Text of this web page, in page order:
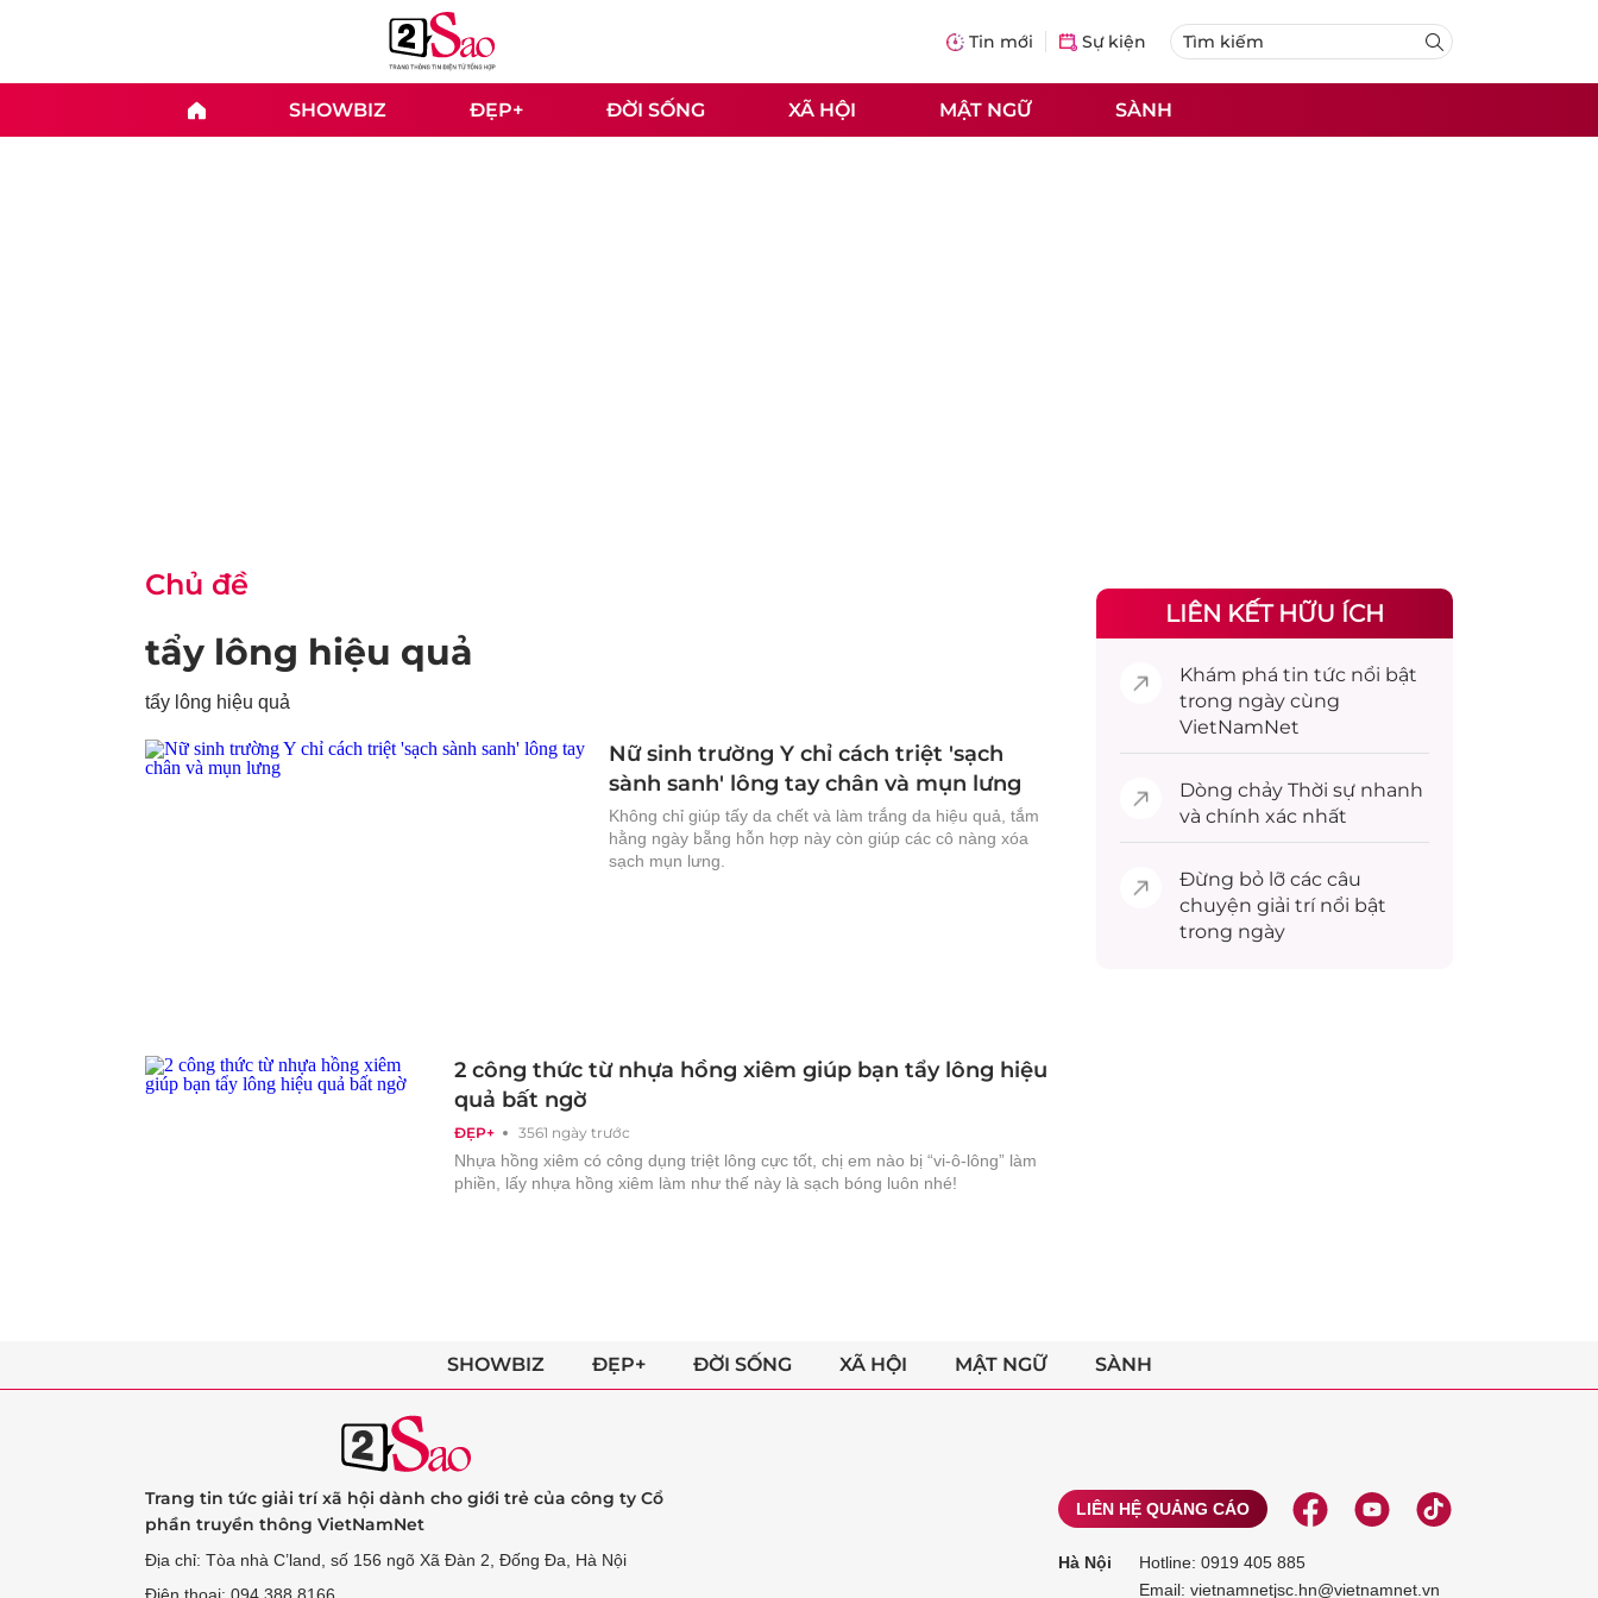
Tin mới Sự kiện
SHOWBIZ ĐẸP+ ĐỜI SỐNG XÃ HỘI MẬT NGỮ SÀNH
Chủ đề
tẩy lông hiệu quả
tẩy lông hiệu quả
Nữ sinh trường Y chỉ cách triệt 'sạch
sành sanh' lông tay chân và mụn lưng
Không chỉ giúp tấy da chết và làm trắng da hiệu quả, tắm
hằng ngày bẵng hỗn hợp này còn giúp các cô nàng xóa
sạch mụn lưng.
ĐẸP+ 3561 ngày trước
2 công thức từ nhựa hồng xiêm giúp bạn tẩy lông hiệu
quả bất ngờ
Nhựa hồng xiêm có công dụng triệt lông cực tốt, chị em nào bị “vi-ô-lông” làm
phiền, lấy nhựa hồng xiêm làm như thế này là sạch bóng luôn nhé!
LIÊN KẾT HỮU ÍCH
Khám phá tin tức nổi bật
trong ngày cùng
VietNamNet
Dòng chảy Thời sự nhanh
và chính xác nhất
Đừng bỏ lỡ các câu
chuyện giải trínổi bật
trong ngày
SHOWBIZ ĐẸP+ ĐỜI SỐNG XÃ HỘI MẬT NGỮ SÀNH
Trang tin tức giải trí xã hội dành cho giới trẻ của công ty Cổ
phần truyền thông VietNamNet
Địa chỉ: Tòa nhà C’land, số 156 ngõ Xã Đàn 2, Đống Đa, Hà Nội
Điện thoại: 094 388 8166
LIÊN HỆ QUẢNG CÁO
Hà Nội Hotline: 0919 405 885
Email: vietnamnetjsc.hn@vietnamnet.vn